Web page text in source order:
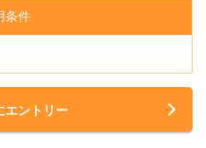
条件
エントリー